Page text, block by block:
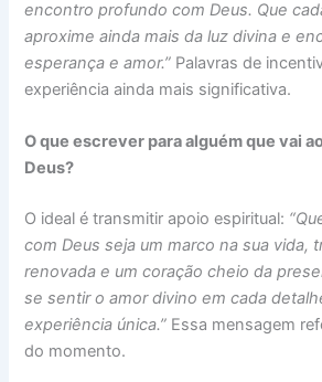
encontro profundo com Deus. Que
aproxime ainda mais da luz divina e
esperança e amor.” Palavras de
experiência ainda mais significativa.
O que escrever para alguém que vai
Deus?
O ideal é transmitir apoio espiritual:
com Deus seja um marco na sua vida,
renovada e um coração cheio da
se sentir o amor divino em cada
experiência única.” Essa mensagem
do momento.